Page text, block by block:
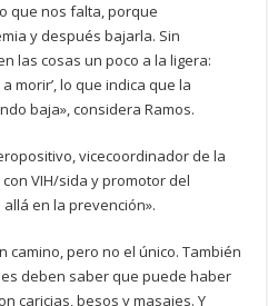
que nos falta, porque
y después bajarla. Sin
las cosas un poco a la ligera:
morir’, lo que indica que la
baja», considera Ramos.
vicecoordinador de la
VIH/sida y promotor del
en la prevención».
camino, pero no el único. También
deben saber que puede haber
caricias, besos y masajes. Y